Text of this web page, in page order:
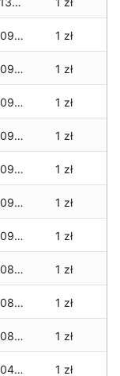
9,090 zł 1 zł
9,090 zł 1 zł
9,090 zł 1 zł
9,090 zł 1 zł
9,090 zł 1 zł
9,090 zł 1 zł
9,090 zł 1 zł
9,080 zł 1 zł
9,080 zł 1 zł
9,080 zł 1 zł
9,040 zł 1 zł